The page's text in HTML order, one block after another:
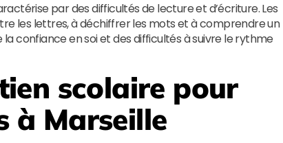
par des difficultés de lecture et d’écriture. Les
les lettres, à déchiffrer les mots et à comprendre un
confiance en soi et des difficultés à suivre le rythme
scolaire pour
à Marseille